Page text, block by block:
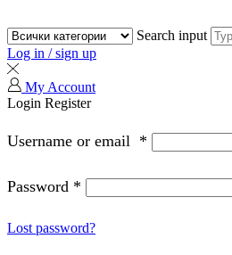
Search input
Log in / sign up
My Account
Login Register
Username or email *
Password *
Lost password?